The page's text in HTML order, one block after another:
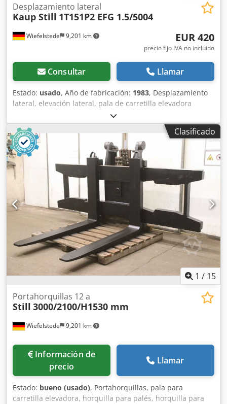
Wiefelstede 9,201 km
Desplazamiento lateral
Kaup Still 1T151P2 EFG 1.5/5004
EUR 420
precio fijo IVA no incluído
Consultar Llamar
Estado: usado, Año de fabricación: 1983, Desplazamiento
lateral, elevación lateral, pala de carretilla elevadora
Credjtzf Rbjpfx Ad Iof -Fabricante: Kaup, desplazador
lateral tipo 1T151P2 de carretilla elevadora Aún EFG
1.5/5004 -Capacidad de carga: 1600 kg -Dimensión frontal:
67 mm -Dimensiones: 950/100/H600 mm -Peso: 78 kg
Clasificado
1 / 15
Wiefelstede 9,201 km
Portahorquillas 12 a
Still 3000/2100/H1530 mm
Información de
precio
Llamar
Estado: bueno (usado), Portahorquillas, pala para
carretilla elevadora, horquilla para palés, horquilla para